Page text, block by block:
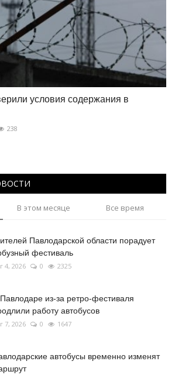
условия содержания в
238
В этом месяце Все время
Павлодарской области порадует
фестиваль
4, 2026 0 2325
из-за ретро-фестиваля
работу автобусов
7, 2026 0 1647
автобусы временно изменят